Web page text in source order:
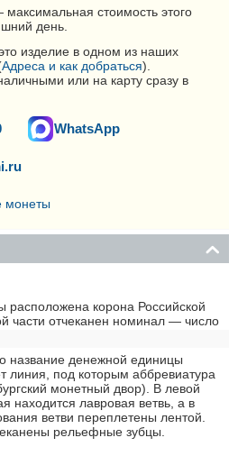
стоимость этого
день.
изделие в одном из наших
Адреса и как добраться).
или на карту сразу в
WhatsApp
монеты
расположена корона Российской
части отчеканен номинал — число
название денежной единицы
под которым аббревиатура
монетный двор). В левой
находится лавровая ветвь, а в
ветви переплетены лентой.
рельефные зубцы.